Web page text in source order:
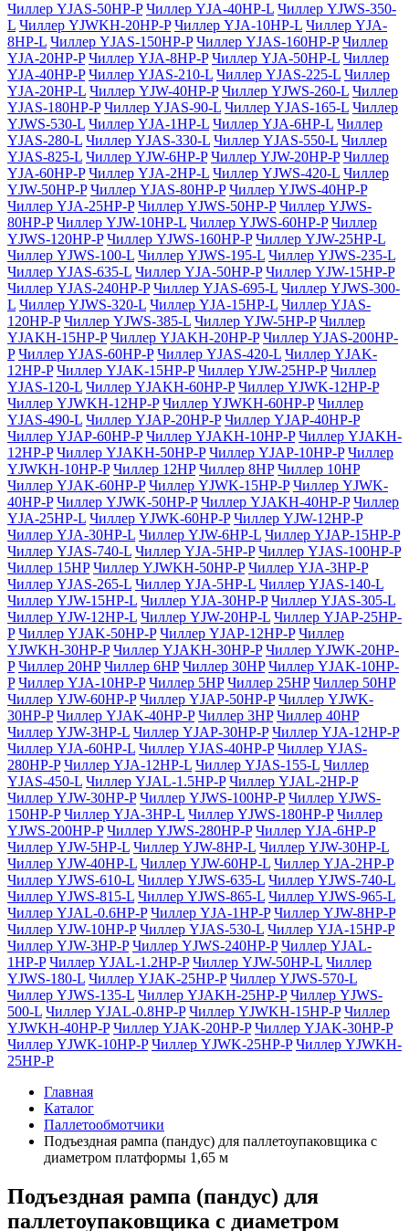
Чиллер YJAS-50HP-P Чиллер YJA-40HP-L Чиллер YJWS-350-
L Чиллер YJWKH-20HP-P Чиллер YJA-10HP-L Чиллер YJA-
8HP-L Чиллер YJAS-150HP-P Чиллер YJAS-160HP-P Чиллер
YJA-20HP-P Чиллер YJA-8HP-P Чиллер YJA-50HP-L Чиллер
YJA-40HP-P Чиллер YJAS-210-L Чиллер YJAS-225-L Чиллер
YJA-20HP-L Чиллер YJW-40HP-P Чиллер YJWS-260-L Чиллер
YJAS-180HP-P Чиллер YJAS-90-L Чиллер YJAS-165-L Чиллер
YJWS-530-L Чиллер YJA-1HP-L Чиллер YJA-6HP-L Чиллер
YJAS-280-L Чиллер YJAS-330-L Чиллер YJAS-550-L Чиллер
YJAS-825-L Чиллер YJW-6HP-P Чиллер YJW-20HP-P Чиллер
YJA-60HP-P Чиллер YJA-2HP-L Чиллер YJWS-420-L Чиллер
YJW-50HP-P Чиллер YJAS-80HP-P Чиллер YJWS-40HP-P
Чиллер YJA-25HP-P Чиллер YJWS-50HP-P Чиллер YJWS-
80HP-P Чиллер YJW-10HP-L Чиллер YJWS-60HP-P Чиллер
YJWS-120HP-P Чиллер YJWS-160HP-P Чиллер YJW-25HP-L
Чиллер YJWS-100-L Чиллер YJWS-195-L Чиллер YJWS-235-L
Чиллер YJAS-635-L Чиллер YJA-50HP-P Чиллер YJW-15HP-P
Чиллер YJAS-240HP-P Чиллер YJAS-695-L Чиллер YJWS-300-
L Чиллер YJWS-320-L Чиллер YJA-15HP-L Чиллер YJAS-
120HP-P Чиллер YJWS-385-L Чиллер YJW-5HP-P Чиллер
YJAKH-15HP-P Чиллер YJAKH-20HP-P Чиллер YJAS-200HP-
P Чиллер YJAS-60HP-P Чиллер YJAS-420-L Чиллер YJAK-
12HP-P Чиллер YJAK-15HP-P Чиллер YJW-25HP-P Чиллер
YJAS-120-L Чиллер YJAKH-60HP-P Чиллер YJWK-12HP-P
Чиллер YJWKH-12HP-P Чиллер YJWKH-60HP-P Чиллер
YJAS-490-L Чиллер YJAP-20HP-P Чиллер YJAP-40HP-P
Чиллер YJAP-60HP-P Чиллер YJAKH-10HP-P Чиллер YJAKH-
12HP-P Чиллер YJAKH-50HP-P Чиллер YJAP-10HP-P Чиллер
YJWKH-10HP-P Чиллер 12HP Чиллер 8HP Чиллер 10HP
Чиллер YJAK-60HP-P Чиллер YJWK-15HP-P Чиллер YJWK-
40HP-P Чиллер YJWK-50HP-P Чиллер YJAKH-40HP-P Чиллер
YJA-25HP-L Чиллер YJWK-60HP-P Чиллер YJW-12HP-P
Чиллер YJA-30HP-L Чиллер YJW-6HP-L Чиллер YJAP-15HP-P
Чиллер YJAS-740-L Чиллер YJA-5HP-P Чиллер YJAS-100HP-P
Чиллер 15HP Чиллер YJWKH-50HP-P Чиллер YJA-3HP-P
Чиллер YJAS-265-L Чиллер YJA-5HP-L Чиллер YJAS-140-L
Чиллер YJW-15HP-L Чиллер YJA-30HP-P Чиллер YJAS-305-L
Чиллер YJW-12HP-L Чиллер YJW-20HP-L Чиллер YJAP-25HP-
P Чиллер YJAK-50HP-P Чиллер YJAP-12HP-P Чиллер
YJWKH-30HP-P Чиллер YJAKH-30HP-P Чиллер YJWK-20HP-
P Чиллер 20HP Чиллер 6HP Чиллер 30HP Чиллер YJAK-10HP-
P Чиллер YJA-10HP-P Чиллер 5HP Чиллер 25HP Чиллер 50HP
Чиллер YJW-60HP-P Чиллер YJAP-50HP-P Чиллер YJWK-
30HP-P Чиллер YJAK-40HP-P Чиллер 3HP Чиллер 40HP
Чиллер YJW-3HP-L Чиллер YJAP-30HP-P Чиллер YJA-12HP-P
Чиллер YJA-60HP-L Чиллер YJAS-40HP-P Чиллер YJAS-
280HP-P Чиллер YJA-12HP-L Чиллер YJAS-155-L Чиллер
YJAS-450-L Чиллер YJAL-1.5HP-P Чиллер YJAL-2HP-P
Чиллер YJW-30HP-P Чиллер YJWS-100HP-P Чиллер YJWS-
150HP-P Чиллер YJA-3HP-L Чиллер YJWS-180HP-P Чиллер
YJWS-200HP-P Чиллер YJWS-280HP-P Чиллер YJA-6HP-P
Чиллер YJW-5HP-L Чиллер YJW-8HP-L Чиллер YJW-30HP-L
Чиллер YJW-40HP-L Чиллер YJW-60HP-L Чиллер YJA-2HP-P
Чиллер YJWS-610-L Чиллер YJWS-635-L Чиллер YJWS-740-L
Чиллер YJWS-815-L Чиллер YJWS-865-L Чиллер YJWS-965-L
Чиллер YJAL-0.6HP-P Чиллер YJA-1HP-P Чиллер YJW-8HP-P
Чиллер YJW-10HP-P Чиллер YJAS-530-L Чиллер YJA-15HP-P
Чиллер YJW-3HP-P Чиллер YJWS-240HP-P Чиллер YJAL-
1HP-P Чиллер YJAL-1.2HP-P Чиллер YJW-50HP-L Чиллер
YJWS-180-L Чиллер YJAK-25HP-P Чиллер YJWS-570-L
Чиллер YJWS-135-L Чиллер YJAKH-25HP-P Чиллер YJWS-
500-L Чиллер YJAL-0.8HP-P Чиллер YJWKH-15HP-P Чиллер
YJWKH-40HP-P Чиллер YJAK-20HP-P Чиллер YJAK-30HP-P
Чиллер YJWK-10HP-P Чиллер YJWK-25HP-P Чиллер YJWKH-
25HP-P
Главная
Каталог
Паллетообмотчики
Подъездная рампа (пандус) для паллетоупаковщика с
диаметром платформы 1,65 м
Подъездная рампа (пандус) для
паллетоупаковщика с диаметром